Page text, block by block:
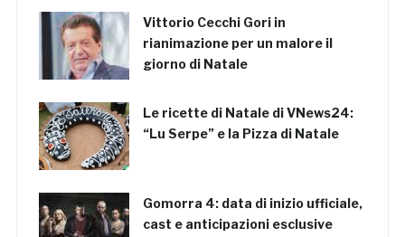
Vittorio Cecchi Gori in
rianimazione per un malore il
giorno di Natale
Le ricette di Natale di VNews24:
“Lu Serpe” e la Pizza di Natale
Gomorra 4: data di inizio ufficiale,
cast e anticipazioni esclusive